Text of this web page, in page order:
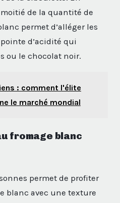
de la quantité de
permet d’alléger les
d’acidité qui
ou le chocolat noir.
: comment l'élite
le marché mondial
fromage blanc
permet de profiter
blanc avec une texture